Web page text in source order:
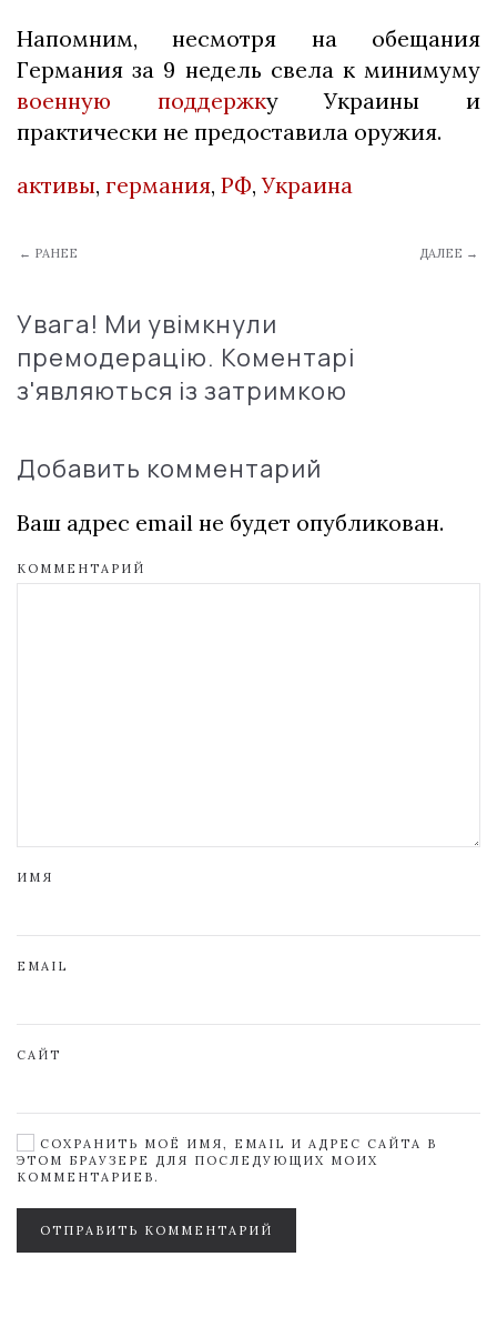
Напомним, несмотря на обещания
Германия за 9 недель свела к минимуму
военную поддержку Украины и
практически не предоставила оружия.
активы, германия, РФ,Украина
← РАНЕЕ ДАЛЕЕ →
Увага! Ми увімкнули
премодерацію. Коментарі
з'являються із затримкою
Добавить комментарий
Ваш адрес email не будет опубликован.
КОММЕНТАРИЙ
ИМЯ
EMAIL
САЙТ
СОХРАНИТЬ МОЁ ИМЯ, EMAIL И АДРЕС САЙТА В
ЭТОМ БРАУЗЕРЕ ДЛЯ ПОСЛЕДУЮЩИХ МОИХ
КОММЕНТАРИЕВ.
ОТПРАВИТЬ КОММЕНТАРИЙ